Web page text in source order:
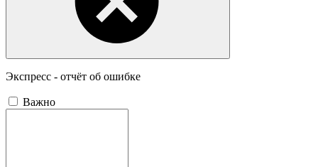
Экспресс - отчёт об ошибке
Важно